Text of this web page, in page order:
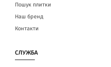
Пошук плитки
Наш бренд
Контакти
СЛУЖБА